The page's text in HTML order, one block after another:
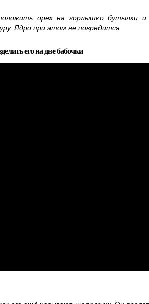
орех на горлышко бутылки и
Ядро при этом не повредится.
его на две бабочки